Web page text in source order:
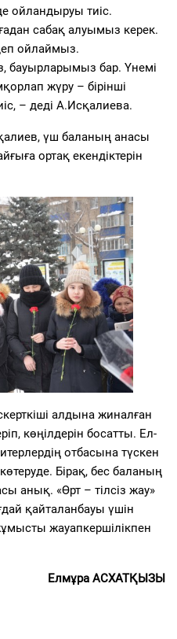
ойландыруы тиіс.
сабақ алуымыз керек.
ойлаймыз.
бар. Үнемі
жүру – бірінші
– деді А.Исқалиева.
үш баланың анасы
ортақ екендіктерін
алдына жиналған
көңілдерін босатты. Ел-
отбасына түскен
Бірақ, бес баланың
анық. «Өрт – тілсіз жау»
қайталанбауы үшін
жауапкершілікпен
Елмұра АСХАТҚЫЗЫ